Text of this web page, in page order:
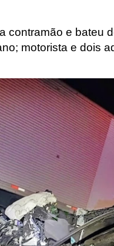
contramão e bateu
motorista e dois